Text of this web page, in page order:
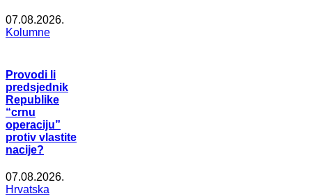
07.08.2026.
Kolumne
Provodi li
predsjednik
Republike
“crnu
operaciju”
protiv vlastite
nacije?
07.08.2026.
Hrvatska